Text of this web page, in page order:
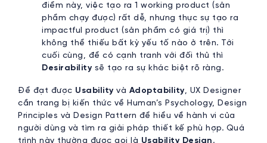
điểm này, việc tạo ra 1 working product (sản
phẩm chạy được) rất dễ, nhưng thực sự tạo ra
impactful product (sản phẩm có giá trị) thì
không thể thiếu bất kỳ yếu tố nào ở trên. Tới
cuối cùng, để có cạnh tranh với đối thủ thì
Desirability sẽ tạo ra sự khác biệt rõ ràng.
Để đạt được Usability và Adoptability, UX Designer
cần trang bị kiến thức về Human’s Psychology, Design
Principles và Design Pattern để hiểu về hành vi của
người dùng và tìm ra giải pháp thiết kế phù hợp. Quá
trình này thường được gọi là Usability Design .